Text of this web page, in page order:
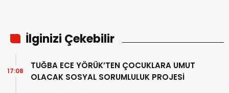
İlginizi Çekebilir
TUĞBA ECE YÖRÜK’TEN ÇOCUKLARA UMUT
OLACAK SOSYAL SORUMLULUK PROJESİ
17:08